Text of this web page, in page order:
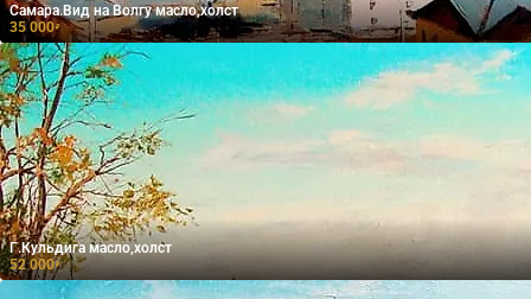
Самара.Вид на Волгу масло,холст
35 000₽
Г.Кульдига масло,холст
52 000₽